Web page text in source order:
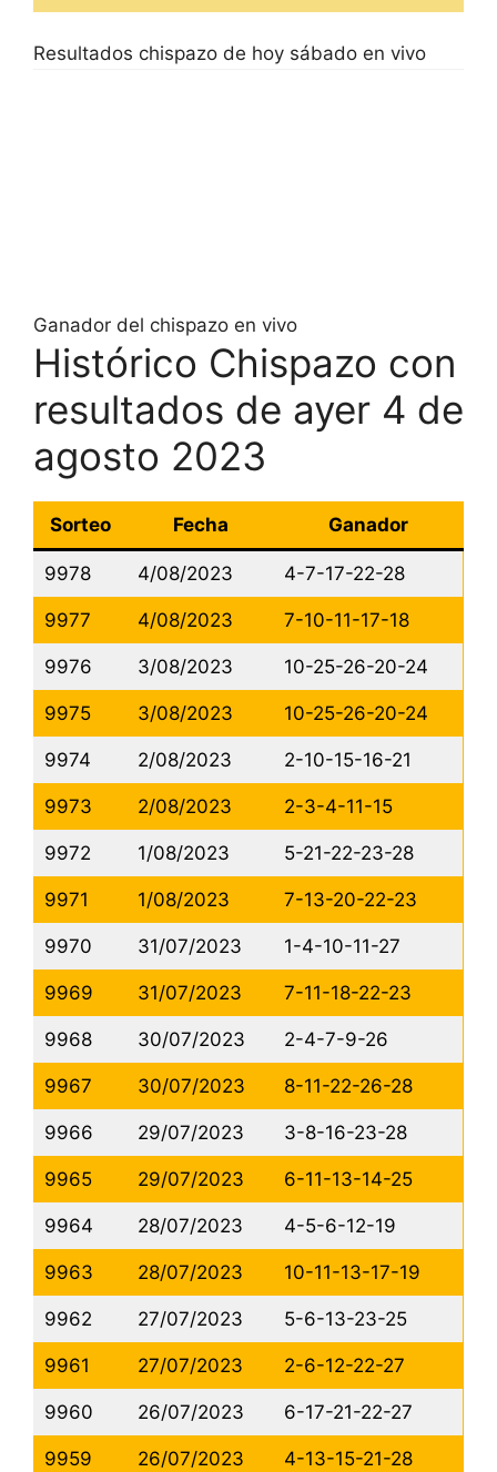
Resultados chispazo de hoy sábado en vivo
Ganador del chispazo en vivo
Histórico Chispazo con
resultados de ayer 4 de
agosto 2023
Sorteo Fecha Ganador
9978 4/08/2023 4-7-17-22-28
9977 4/08/2023 7-10-11-17-18
9976 3/08/2023 10-25-26-20-24
9975 3/08/2023 10-25-26-20-24
9974 2/08/2023 2-10-15-16-21
9973 2/08/2023 2-3-4-11-15
9972 1/08/2023 5-21-22-23-28
9971 1/08/2023 7-13-20-22-23
9970 31/07/2023 1-4-10-11-27
9969 31/07/2023 7-11-18-22-23
9968 30/07/2023 2-4-7-9-26
9967 30/07/2023 8-11-22-26-28
9966 29/07/2023 3-8-16-23-28
9965 29/07/2023 6-11-13-14-25
9964 28/07/2023 4-5-6-12-19
9963 28/07/2023 10-11-13-17-19
9962 27/07/2023 5-6-13-23-25
9961 27/07/2023 2-6-12-22-27
9960 26/07/2023 6-17-21-22-27
9959 26/07/2023 4-13-15-21-28